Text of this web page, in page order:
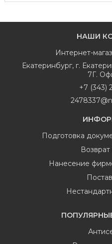
НАШИ
Интернет-
Екатеринбург, г.
7Г.
+7 (343)
Подготовка
Нанесение